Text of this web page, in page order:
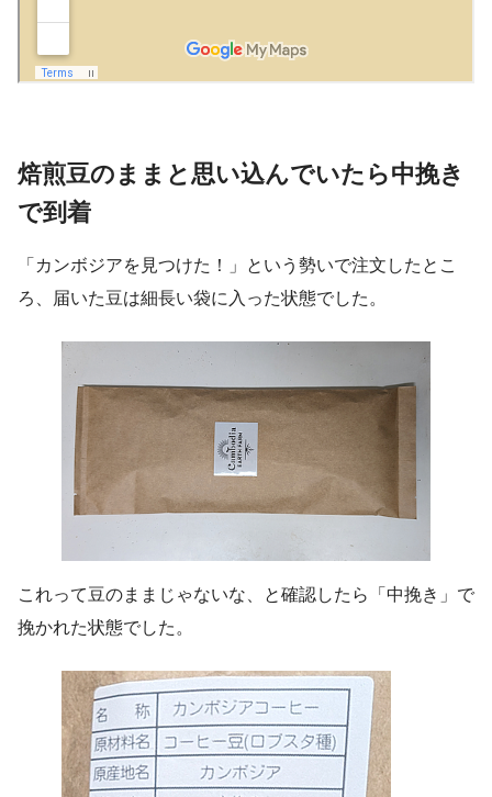
焙煎豆のままと思い込んでいたら中挽き
で到着
「カンボジアを見つけた！」という勢いで注文したとこ
ろ、届いた豆は細長い袋に入った状態でした。
これって豆のままじゃないな、と確認したら「中挽き」で
挽かれた状態でした。